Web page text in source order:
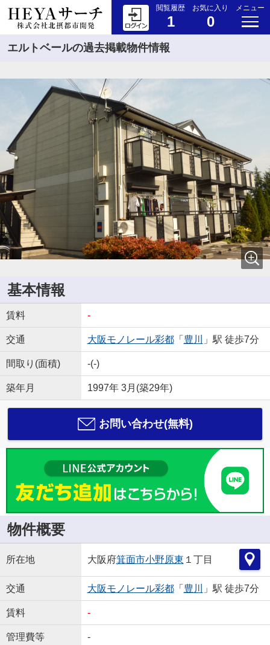
閲覧履歴
1
お気に入り
0
メニュー
エルトベールの過去掲載物件情報
基本情報
賃料 -
交通 大阪モノレール彩都「 豊川 」駅 徒歩7分
間取り(面積) -(-)
築年月 1997年 3月(築29年)
お問い合わせ(無料)
物件概要
所在地 大阪府箕面市小野原東 １丁目
交通 大阪モノレール彩都「 豊川 」駅 徒歩7分
賃料 -
管理費等 -